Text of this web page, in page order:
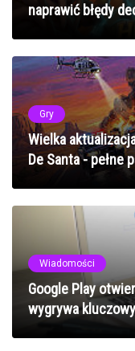
naprawić błędy
Gry
Wielka
De Santa - pełne
Wiadomości
Google Play
wygrywa